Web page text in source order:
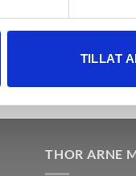
vårt, med
TILLAT
THOR ARNE